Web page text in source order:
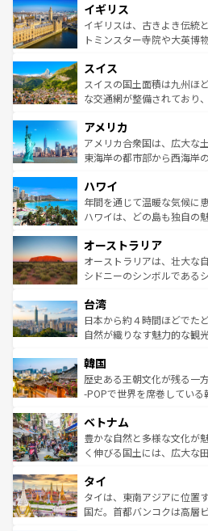
いる。シャンパンの発祥地
香り高いラベンダー畑など
らに、パリ以外の地域にも
れる地方に足を運ぶとそれ
きるだろう。 なお、
を参照してほしい。
顔を持つこの国は、どこを
ルリンの文化的活気、バイ
してライン川沿いのワイン
は、お酒好きな人にはぜひ体験して
ドイツ情報はコンテンツ一
イギリス
イギリスは、古きよき伝統
トミンスター寺院や大英博
リアごとに異なる魅力があ
ティー、ビール好きにはた
戦など、本場だからこそで
ンツ一覧を参照してほしい。
スイス
スイスの国土面積は九州ほ
な交通網が整備されており
の建物がそのまま残る町や
博物館もあり、アルプス観
ことができる。国民の所得
ば市内交通費無料で観光を楽しむ
着のスイス情報はコンテン
アメリカ
アメリカ合衆国は、広大な
東海岸の都市部から西海岸
のような巨大都市は、観光
ンメントが詰まった刺激的
西部には大自然が広がり、
部のニューオーリンズでは
文化が魅力。旅行者はアメ
しみながら、その多様性と
ならではの贅沢な旅のスタイルだ。 なお、新
情報はコンテンツ一覧を参
ハワイ
年間を通じて温暖な気候に
ハワイは、どの島も独自の
ワイ島は見逃せない。また
島だが、静かな自然を求め
おすすめ。エメラルドグリ
れるおもてなしの心で訪れ
人々、おいしいローカルフ
ク、伝統的なフラダンスな
ワイを、存分に味わってほしい。 なお、新着のハ
はコンテンツ一覧を参照し
オーストラリア
オーストラリアは、壮大な
シドニーのシンボルである
リアリーフや大陸中央部に
ク）、タスマニアの美しい
ど、見どころがたくさん。
いる。アクティビティも充
ビング、ハイキングなど、
い。オーストラリアの多彩
参照してほしい。
台湾
日本から約４時間ほどでた
自然が織りなす魅力的な観
ン）、静ひつな山岳地帯で
と山間の静けさが共存して
驚きをもたらしてくれる。
容にもいいと評判のスイー
が味わえる。 なお、
照してほしい。
韓国
歴史ある王朝文化が残る一
-POPで世界を席巻してい
き、地方に足を延ばせば四
できる。そして、キムチや
まで、さまざまな韓国料理
リティに包まれながら、韓
わってみて
覧を参照してほしい。
ベトナム
豊かな自然と多様な文化が
く伸びる国土には、広大な
急速な発展と共に伝統が息
ーチミン市のフランス統治
醸し出している。また、バ
タイ
タイは、東南アジアに位置
国だ。首都バンコクは高層